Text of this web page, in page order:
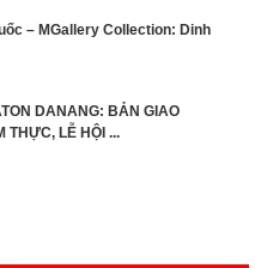
– MGallery Collection: Dinh
DANANG: BẢN GIAO
THỰC, LỄ HỘI ...